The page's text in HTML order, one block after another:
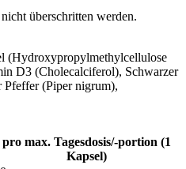
überschritten werden.
(Hydroxypropylmethylcellulose
D3 (Cholecalciferol), Schwarzer
Pfeffer (Piper nigrum),
pro max. Tagesdosis/-portion (1
Kapsel)